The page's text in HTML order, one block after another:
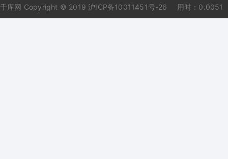
千库网 Copyright © 2019 沪ICP备10011451号-26 用时：0.0051